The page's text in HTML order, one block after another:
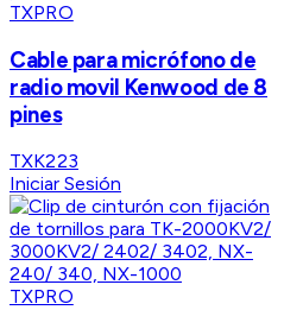
TXPRO
Cable para micrófono de
radio movil Kenwood de 8
pines
TXK223
Iniciar Sesión
TXPRO